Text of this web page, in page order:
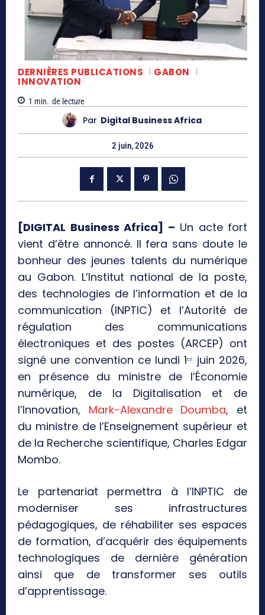
DERNIÈRES PUBLICATIONS GABON
INNOVATION
1 min. de lecture
Par Digital Business Africa
2 juin, 2026
[DIGITAL Business Africa] – Un acte fort
vient d’être annoncé. Il fera sans doute le
bonheur des jeunes talents du numérique
au Gabon. L’Institut national de la poste,
des technologies de l’information et de la
communication (INPTIC) et l’Autorité de
régulation des communications
électroniques et des postes (ARCEP) ont
signé une convention ce lundi 1ᵉʳ juin 2026,
en présence du ministre de l’Économie
numérique, de la Digitalisation et de
l’Innovation, Mark-Alexandre Doumba, et
du ministre de l’Enseignement supérieur et
de la Recherche scientifique, Charles Edgar
Mombo.
Le partenariat permettra à l’INPTIC de
moderniser ses infrastructures
pédagogiques, de réhabiliter ses espaces
de formation, d’acquérir des équipements
technologiques de dernière génération
ainsi que de transformer ses outils
d’apprentissage.